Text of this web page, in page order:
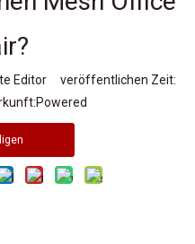
Editor veröffentlichen Zeit:
Powered